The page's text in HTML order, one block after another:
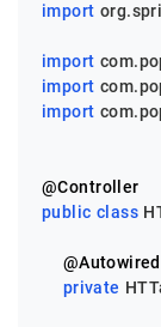
import
import
import
import
@Controller
public class
@Autowired
private